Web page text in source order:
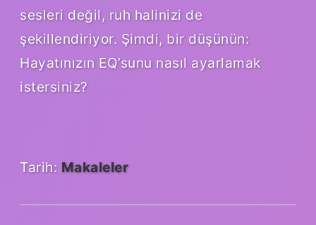
sesleri değil, ruh halinizi de
şekillendiriyor. Şimdi, bir düşünün:
Hayatınızın EQ’sunu nasıl ayarlamak
istersiniz?
Tarih: Makaleler